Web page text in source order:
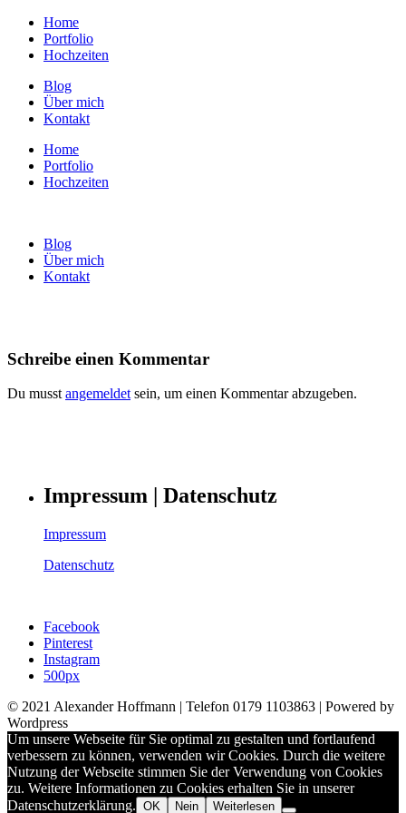
Home
Portfolio
Hochzeiten
Blog
Über mich
Kontakt
Home
Portfolio
Hochzeiten
Blog
Über mich
Kontakt
Schreibe einen Kommentar
Du musstangemeldetsein, um einen Kommentar abzugeben.
Impressum | Datenschutz
Impressum
Datenschutz
Facebook
Pinterest
Instagram
500px
© 2021 Alexander Hoffmann | Telefon 0179 1103863 | Powered by
Wordpress
Um unsere Webseite für Sie optimal zu gestalten und fortlaufend
verbessern zu können, verwenden wir Cookies. Durch die weitere
Nutzung der Webseite stimmen Sie der Verwendung von Cookies
zu. Weitere Informationen zu Cookies erhalten Sie in unserer
Datenschutzerklärung. OK Nein Weiterlesen